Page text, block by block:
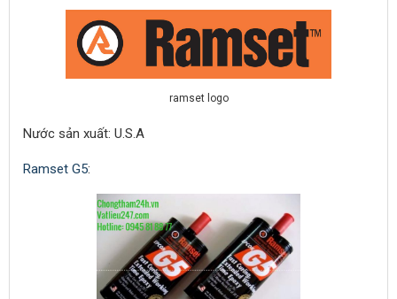
ramset logo
Nước sản xuất: U.S.A
Ramset G5: